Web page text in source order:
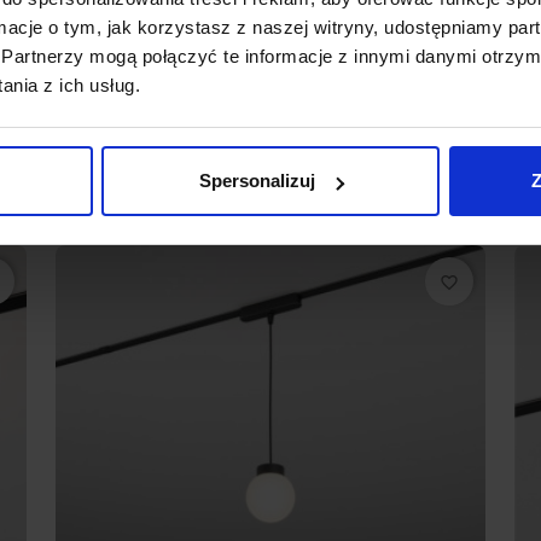
o tym, jak korzystasz z naszej witryny, udostępniamy
mogą połączyć te informacje z innymi danymi
z ich usług.
Spersonalizuj
AQFORM FLATTRACK MODERN BALL simple
midi LED 16489
Zobacz szczegóły
favorite_border